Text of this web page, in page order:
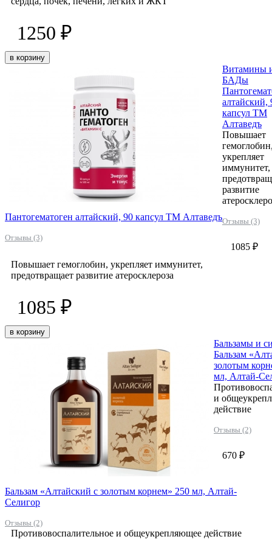
1250 ₽
в корзину
Пантогематоген алтайский, 90 капсул ТМ Алтаведъ
Отзывы (3)
Витамины
БАДы
алтайский,
капсул ТМ
Алтаведъ
Повышает
укрепляет
иммунитет,
развитие
Отзывы (3)
1085 ₽
Повышает гемоглобин, укрепляет иммунитет,
предотвращает развитие атеросклероза
1085 ₽
в корзину
Бальзам «Алтайский с золотым корнем» 250 мл, Алтай-
Селигор
Отзывы (2)
Бальзамы и
Бальзам
золотым
мл, Алтай-
и
действие
Отзывы (2)
670 ₽
Противовоспалительное и общеукрепляющее действие